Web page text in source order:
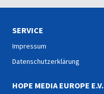
SERVICE
Impressum
Datenschutzerklärung
HOPE MEDIA EUROPE E.V.